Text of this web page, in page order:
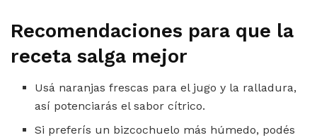
Recomendaciones para que la
receta salga mejor
Usá naranjas frescas para el jugo y la ralladura,
así potenciarás el sabor cítrico.
Si preferís un bizcochuelo más húmedo, podés